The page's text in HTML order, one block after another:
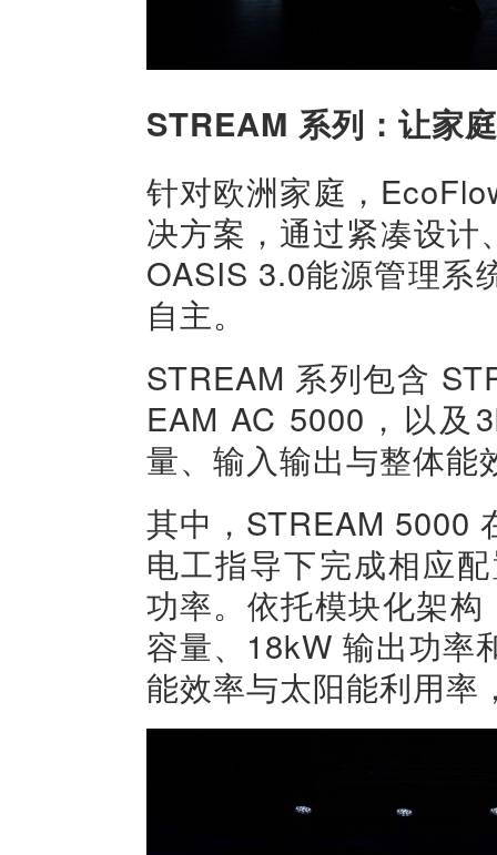
STREAM 系列：让家
针对欧洲家庭，
决方案，通过紧凑设
OASIS 3.0能源管理系
自主。
STREAM 系列包含
EAM AC 5000，以及
量、输入输出与整体能
其中，STREAM 5000
电工指导下完成相应
功率。依托模块化架
容量、18kW 输出功率
能效率与太阳能利用率